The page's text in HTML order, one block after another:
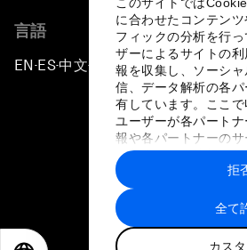
に合わせたコンテン
フィックの分析を行
ザーによるサイトの
報を収集し、ソーシ
信、データ解析の各
有しています。ここで
ユーザーが各パート
報や各パートナーの
に収集された情報と
トナーによって使用さ
す。
全て
カス
拒
言語
EN ▪ ES▪中文▪ 日本語
プライバシーポリシー
サイトマップ